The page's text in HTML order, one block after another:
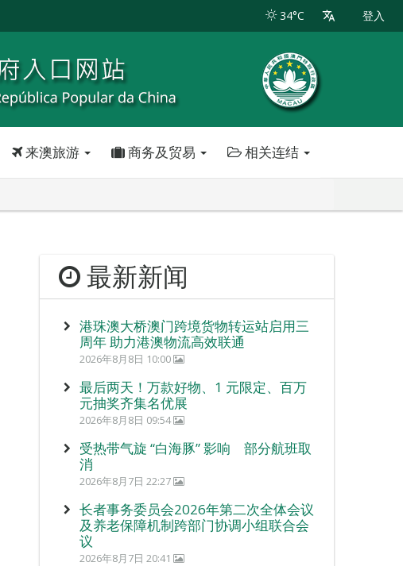
34°C 登入
来澳旅游 商务及贸易 相关连结
最新新闻
港珠澳大桥澳门跨境货物转运站启用三
周年 助力港澳物流高效联通
2026年8月8日 10:00
最后两天！万款好物、1 元限定、百万
元抽奖齐集名优展
2026年8月8日 09:54
受热带气旋 “白海豚” 影响 部分航班取
消
2026年8月7日 22:27
长者事务委员会2026年第二次全体会议
及养老保障机制跨部门协调小组联合会
议
2026年8月7日 20:41